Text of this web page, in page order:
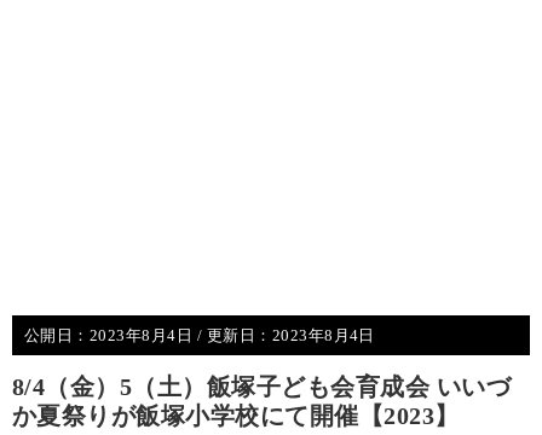
公開日： 2023年8月4日 / 更新日： 2023年8月4日
8/4（金）5（土）飯塚子ども会育成会 いいづ
か夏祭りが飯塚小学校にて開催【2023】